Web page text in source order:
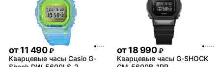
от11 490 ₽
Кварцевые часы Casio G-
от18 990 ₽
Кварцевые часы G-SHOCK